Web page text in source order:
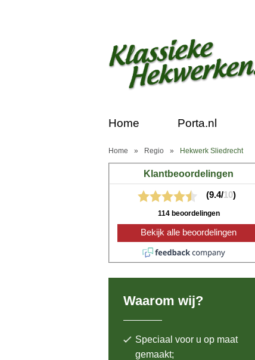
Home Porta.nl
Home » Regio » Hekwerk Sliedrecht
Klantbeoordelingen
(9.4/10)
114 beoordelingen
Bekijk alle beoordelingen
Waarom wij?
Speciaal voor u op maat
gemaakt;